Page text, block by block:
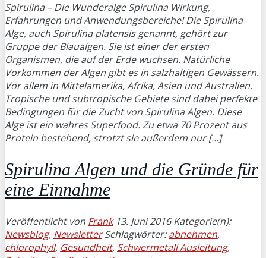
Spirulina – Die Wunderalge Spirulina Wirkung,
Erfahrungen und Anwendungsbereiche! Die Spirulina
Alge, auch Spirulina platensis genannt, gehört zur
Gruppe der Blaualgen. Sie ist einer der ersten
Organismen, die auf der Erde wuchsen. Natürliche
Vorkommen der Algen gibt es in salzhaltigen Gewässern.
Vor allem in Mittelamerika, Afrika, Asien und Australien.
Tropische und subtropische Gebiete sind dabei perfekte
Bedingungen für die Zucht von Spirulina Algen. Diese
Alge ist ein wahres Superfood. Zu etwa 70 Prozent aus
Protein bestehend, strotzt sie außerdem nur […]
Spirulina Algen und die Gründe für
eine Einnahme
Veröffentlicht von Frank 13. Juni 2016 Kategorie(n):
Newsblog, NewsletterSchlagwörter:abnehmen,
chlorophyll, Gesundheit, Schwermetall Ausleitung,